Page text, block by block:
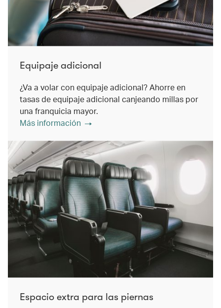
Equipaje adicional
¿Va a volar con equipaje adicional? Ahorre en
tasas de equipaje adicional canjeando millas por
una franquicia mayor.
Más información
Espacio extra para las piernas